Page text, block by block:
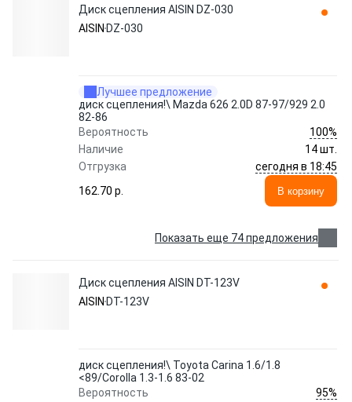
Диск сцепления AISIN DZ-030
AISIN DZ-030
Лучшее предложение
диск сцепления!\ Mazda 626 2.0D 87-97/929 2.0
82-86
Вероятность
100%
Наличие
14 шт.
Отгрузка
сегодня в 18:45
162.70 p.
В корзину
Показать еще 74 предложения
Диск сцепления AISIN DT-123V
AISIN DT-123V
диск сцепления!\ Toyota Carina 1.6/1.8
<89/Corolla 1.3-1.6 83-02
Вероятность
95%